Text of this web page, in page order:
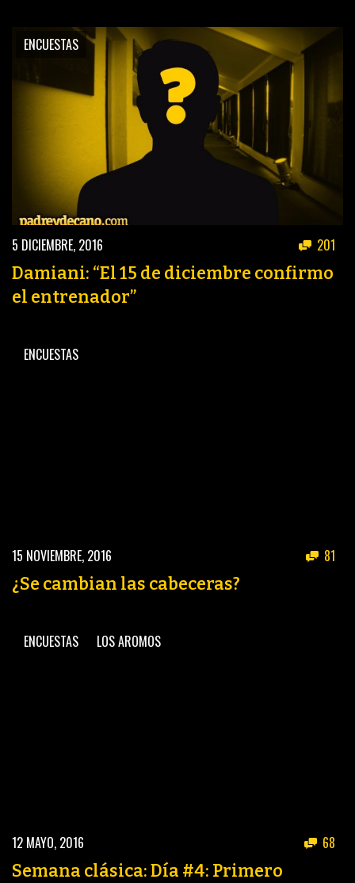
ENCUESTAS
5 DICIEMBRE, 2016 201
Damiani: “El 15 de diciembre confirmo
el entrenador”
ENCUESTAS
15 NOVIEMBRE, 2016 81
¿Se cambian las cabeceras?
ENCUESTAS LOS AROMOS
12 MAYO, 2016 68
Semana clásica: Día #4: Primero